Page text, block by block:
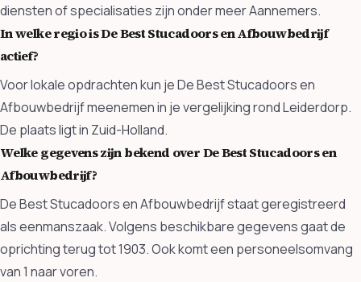
diensten of specialisaties zijn onder meer Aannemers.
In welke regio is De Best Stucadoors en Afbouwbedrijf
actief?
Voor lokale opdrachten kun je De Best Stucadoors en
Afbouwbedrijf meenemen in je vergelijking rond Leiderdorp.
De plaats ligt in Zuid-Holland.
Welke gegevens zijn bekend over De Best Stucadoors en
Afbouwbedrijf?
De Best Stucadoors en Afbouwbedrijf staat geregistreerd
als eenmanszaak. Volgens beschikbare gegevens gaat de
oprichting terug tot 1903. Ook komt een personeelsomvang
van 1 naar voren.